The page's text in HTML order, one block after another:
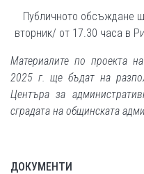
Публичното обсъждане
вторник/ от 17.30 часа в
Материалите по проекта
2025 г. ще бъдат на
Центъра за
сградата на общинската
ДОКУМЕНТИ